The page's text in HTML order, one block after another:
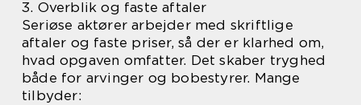
3. Overblik og faste aftaler
Seriøse aktører arbejder med skriftlige
aftaler og faste priser, så der er klarhed om,
hvad opgaven omfatter. Det skaber tryghed
både for arvinger og bobestyrer. Mange
tilbyder: